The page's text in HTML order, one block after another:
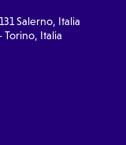
Salerno, Italia
Torino, Italia